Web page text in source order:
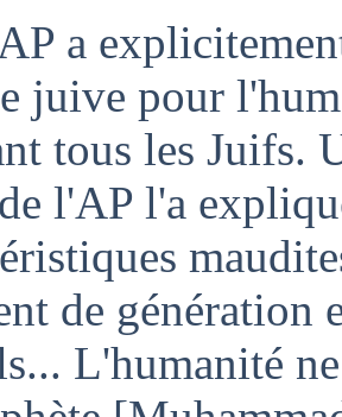
a
juive pour
tous les Juifs.
l'AP l'a
de génération
L'humanité